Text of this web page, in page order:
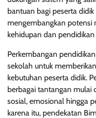
bantuan bagi peserta
mengembangkan potensi
kehidupan dan
Perkembangan
sekolah untuk
kebutuhan peserta didik.
berbagai tantangan mulai
sosial, emosional hingga
karena itu, pendekatan